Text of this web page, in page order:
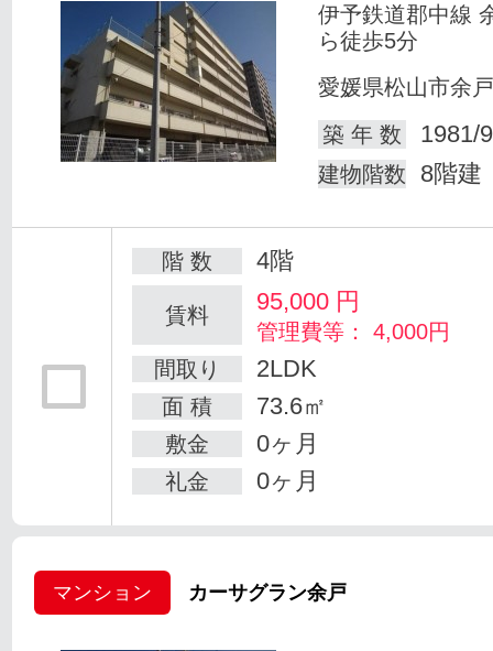
伊予鉄道郡中線
ら徒歩5分
愛媛県松山市余
築 年 数
1981/
建物階数 8階建
階 数 4階
賃料 95,000 円
管理費等： 4,000円
間取り
2LDK
面 積 73.6㎡
敷金 0ヶ月
礼金 0ヶ月
マンション カーサグラン余戸